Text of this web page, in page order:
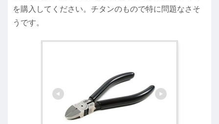
を購入してください。チタンのもので特に問題なさそ
うです。